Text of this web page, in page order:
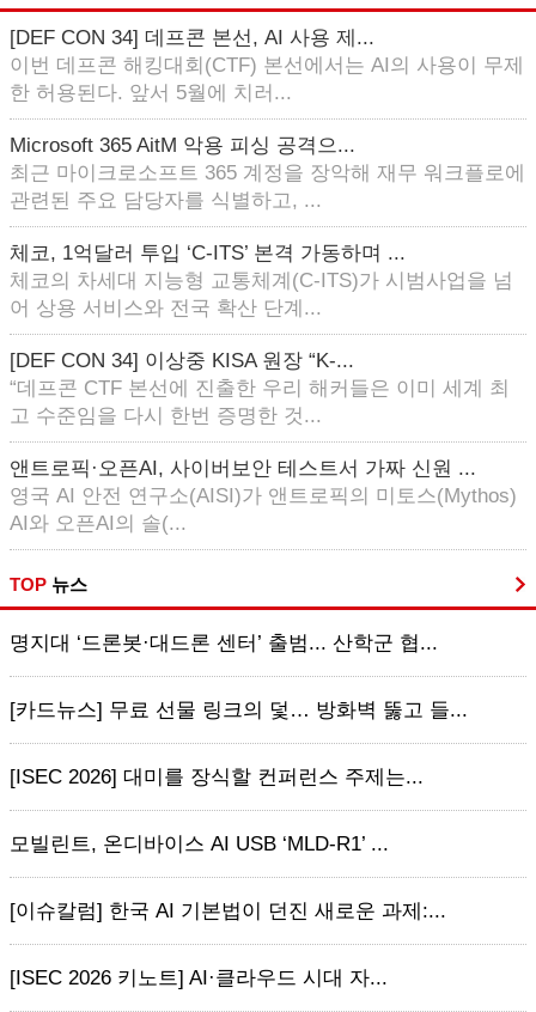
[DEF CON 34] 데프콘 본선, AI 사용 제...
이번 데프콘 해킹대회(CTF) 본선에서는 AI의 사용이 무제
한 허용된다. 앞서 5월에 치러...
Microsoft 365 AitM 악용 피싱 공격으...
최근 마이크로소프트 365 계정을 장악해 재무 워크플로에
관련된 주요 담당자를 식별하고, ...
체코, 1억달러 투입 ‘C-ITS’ 본격 가동하며 ...
체코의 차세대 지능형 교통체계(C-ITS)가 시범사업을 넘
어 상용 서비스와 전국 확산 단계...
[DEF CON 34] 이상중 KISA 원장 “K-...
“데프콘 CTF 본선에 진출한 우리 해커들은 이미 세계 최
고 수준임을 다시 한번 증명한 것...
앤트로픽·오픈AI, 사이버보안 테스트서 가짜 신원 ...
영국 AI 안전 연구소(AISI)가 앤트로픽의 미토스(Mythos)
AI와 오픈AI의 솔(...
TOP 뉴스
명지대 ‘드론봇·대드론 센터’ 출범... 산학군 협...
[카드뉴스] 무료 선물 링크의 덫… 방화벽 뚫고 들...
[ISEC 2026] 대미를 장식할 컨퍼런스 주제는...
모빌린트, 온디바이스 AI USB ‘MLD-R1’ ...
[이슈칼럼] 한국 AI 기본법이 던진 새로운 과제:...
[ISEC 2026 키노트] AI·클라우드 시대 자...